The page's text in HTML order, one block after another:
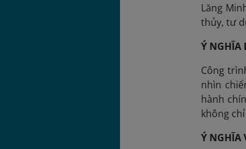
Lăng
thủy, tư
Ý NGHĨA
Công
nhìn
hành
không
Ý NGHĨA